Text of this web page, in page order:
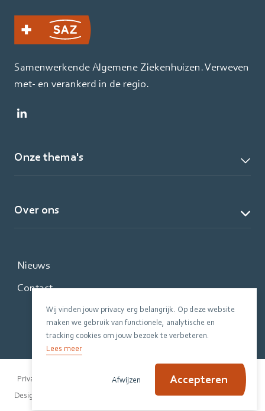
Wij vinden jouw privacy erg belangrijk. Op deze website
maken we gebruik van functionele, analytische en
tracking cookies om jouw bezoek te verbeteren.
Lees meer
Afwijzen Accepteren
Samenwerkende Algemene Ziekenhuizen. Verweven
met- en verankerd in de regio.
Onze thema's
Over ons
Nieuws
Contact
Privacy Policy
Cookiebeleid
Design Evers + de Gier
Code Jannes & Mannes